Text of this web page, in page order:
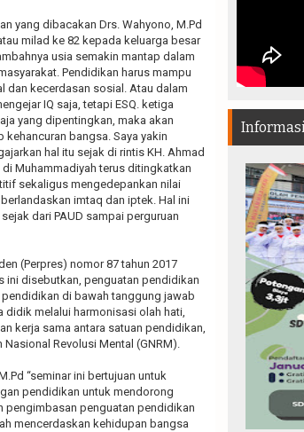
yang dibacakan Drs. Wahyono, M.Pd
milad ke 82 kepada keluarga besar
usia semakin mantap dalam
Pendidikan harus mampu
dan kecerdasan sosial. Atau dalam
IQ saja, tetapi ESQ. ketiga
yang dipentingkan, maka akan
bangsa. Saya yakin
hal itu sejak di rintis KH. Ahmad
Muhammadiyah terus ditingkatkan
sekaligus mengedepankan nilai
imtaq dan iptek. Hal ini
dari PAUD sampai perguruan
(Perpres) nomor 87 tahun 2017
ini disebutkan, penguatan pendidikan
pendidikan di bawah tanggung jawab
melalui harmonisasi olah hati,
kerja sama antara satuan pendidikan,
Revolusi Mental (GNRM).
“seminar ini bertujuan untuk
pendidikan untuk mendorong
pengimbasan penguatan pendidikan
mencerdaskan kehidupan bangsa